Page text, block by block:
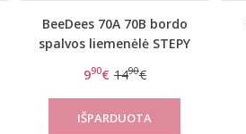
BeeDees 70A 70B bordo
spalvos liemenėlė STEPY
990€ 1490€